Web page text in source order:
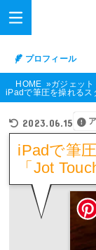
プロフィール
HOME ガジェット
iPadで筆圧を操れる
2023.06.15
iPadで筆
「Jot